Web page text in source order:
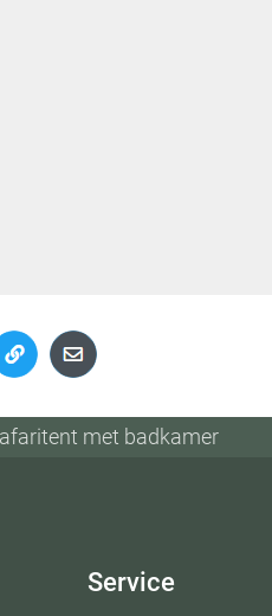
met badkamer
Service